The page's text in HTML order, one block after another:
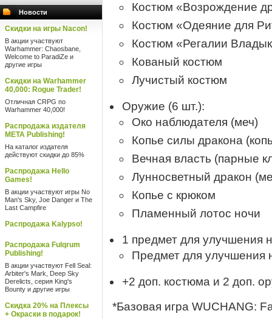
Новости
Скидки на игры Nacon!
В акции участвуют
Warhammer: Chaosbane,
Welcome to ParadiZe и
другие игры
Скидки на Warhammer
40,000: Rogue Trader!
Отличная CRPG по
Warhammer 40,000!
Распродажа издателя
META Publishing!
На каталог издателя
действуют скидки до 85%
Распродажа Hello
Games!
В акции участвуют игры No
Man's Sky, Joe Danger и The
Last Campfire
Распродажа Kalypso!
Распродажа Fulqrum
Publishing!
В акции участвуют Fell Seal:
Arbiter's Mark, Deep Sky
Derelicts, серия King's
Bounty и другие игры
Скидка 20% на Плексы
+ Окраски в подарок!
Костюм «Возрождение
Костюм «Одеяние для
Костюм «Регалии
Кованый костюм
Лучистый костюм
Оружие (6 шт.):
Око наблюдателя (меч)
Копье силы дракона
Вечная власть (парные
Лунносветный дракон
Копье с крюком
Пламенный лотос ночи
1 предмет для улучшения
Предмет для улучшения
+2 доп. костюма и 2 доп.
*Базовая игра WUCHANG: